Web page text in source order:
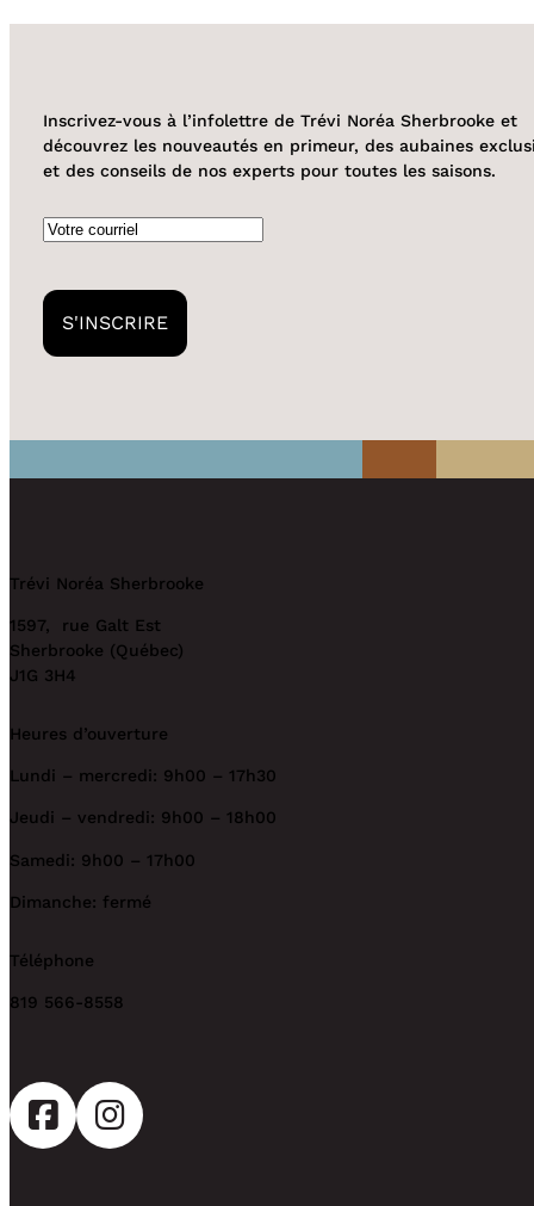
Inscrivez-vous à l’infolettre de Trévi Noréa Sherbrooke et
découvrez les nouveautés en primeur, des aubaines
et des conseils de nos experts pour toutes les saisons.
Courriel
Trévi Noréa Sherbrooke
1597, rue Galt Est
Sherbrooke (Québec)
J1G 3H4
Heures d’ouverture
Lundi – mercredi: 9h00 – 17h30
Jeudi – vendredi: 9h00 – 18h00
Samedi: 9h00 – 17h00
Dimanche: fermé
Téléphone
819 566-8558